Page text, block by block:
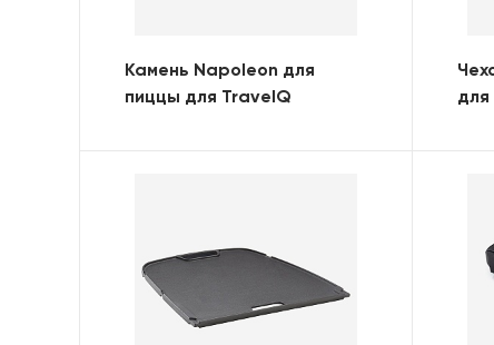
Камень Napoleon для
пиццы для TravelQ
для